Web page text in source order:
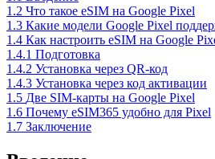
1.2 Что такое eSIM на Google Pixel
1.3 Какие модели Google Pixel
1.4 Как настроить eSIM на Google
1.4.1 Подготовка
1.4.2 Установка через QR-код
1.4.3 Установка через код активации
1.5 Две SIM-карты на Google Pixel
1.6 Почему eSIM365 удобно для Pixel
1.7 Заключение